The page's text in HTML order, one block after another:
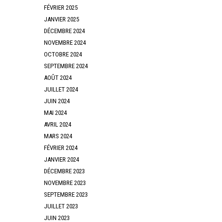
FÉVRIER 2025
JANVIER 2025
DÉCEMBRE 2024
NOVEMBRE 2024
OCTOBRE 2024
SEPTEMBRE 2024
AOÛT 2024
JUILLET 2024
JUIN 2024
MAI 2024
AVRIL 2024
MARS 2024
FÉVRIER 2024
JANVIER 2024
DÉCEMBRE 2023
NOVEMBRE 2023
SEPTEMBRE 2023
JUILLET 2023
JUIN 2023